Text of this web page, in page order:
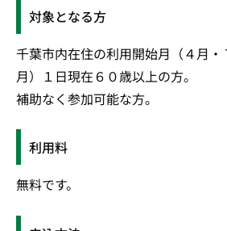
対象となる方
千葉市内在住の利用開始月（４月・
月）１日現在６０歳以上の方。
補助なく参加可能な方。
利用料
無料です。